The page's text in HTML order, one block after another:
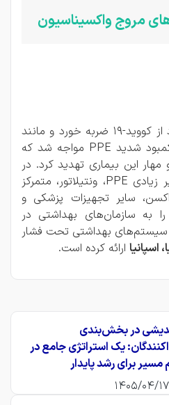
قاره‌ی اروپا به سختی و زود از کووید-19 ضربه خورد و مانند
سایر نقاط جهان، اروپا با کمبود شدید PPE مواجه شد که
و مهار این بیماری تهدید کرد. در
پاسخ، Direct Relief مقادیر زیادی PPE، ونتیلاتور، متمرکز
سایر تجهیزات پزشکی و
به سازمان‌های بهداشتی در
سیستم‌های بهداشتی تحت فشار
اسپانیا ارائه کرده است.
در بخش‌بندی
یک استراتژی جامع در
مسیر برای رشد پایدار
1405/04/17